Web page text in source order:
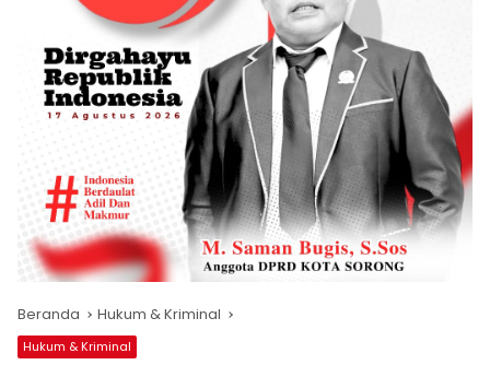
Beranda Hukum & Kriminal
Hukum & Kriminal